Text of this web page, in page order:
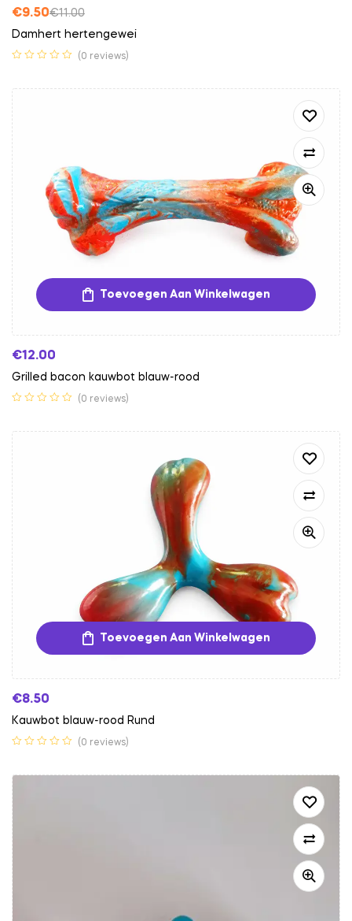
€11.00
€9.50
Damhert hertengewei
(0 reviews)
Toevoegen Aan Winkelwagen
€12.00
Grilled bacon kauwbot blauw-rood
(0 reviews)
Toevoegen Aan Winkelwagen
€8.50
Kauwbot blauw-rood Rund
(0 reviews)